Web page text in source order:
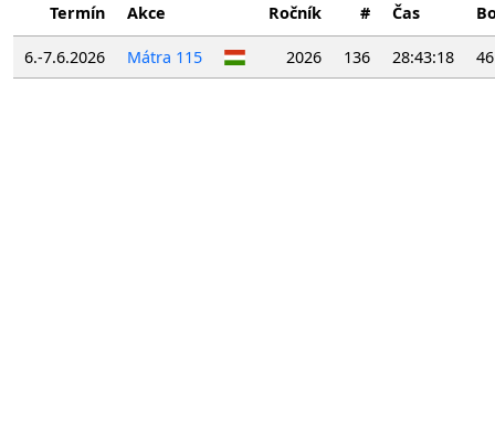
Termín Akce Ročník # Čas
6.-7.6.2026 Mátra 115 2026 136 28:43:18